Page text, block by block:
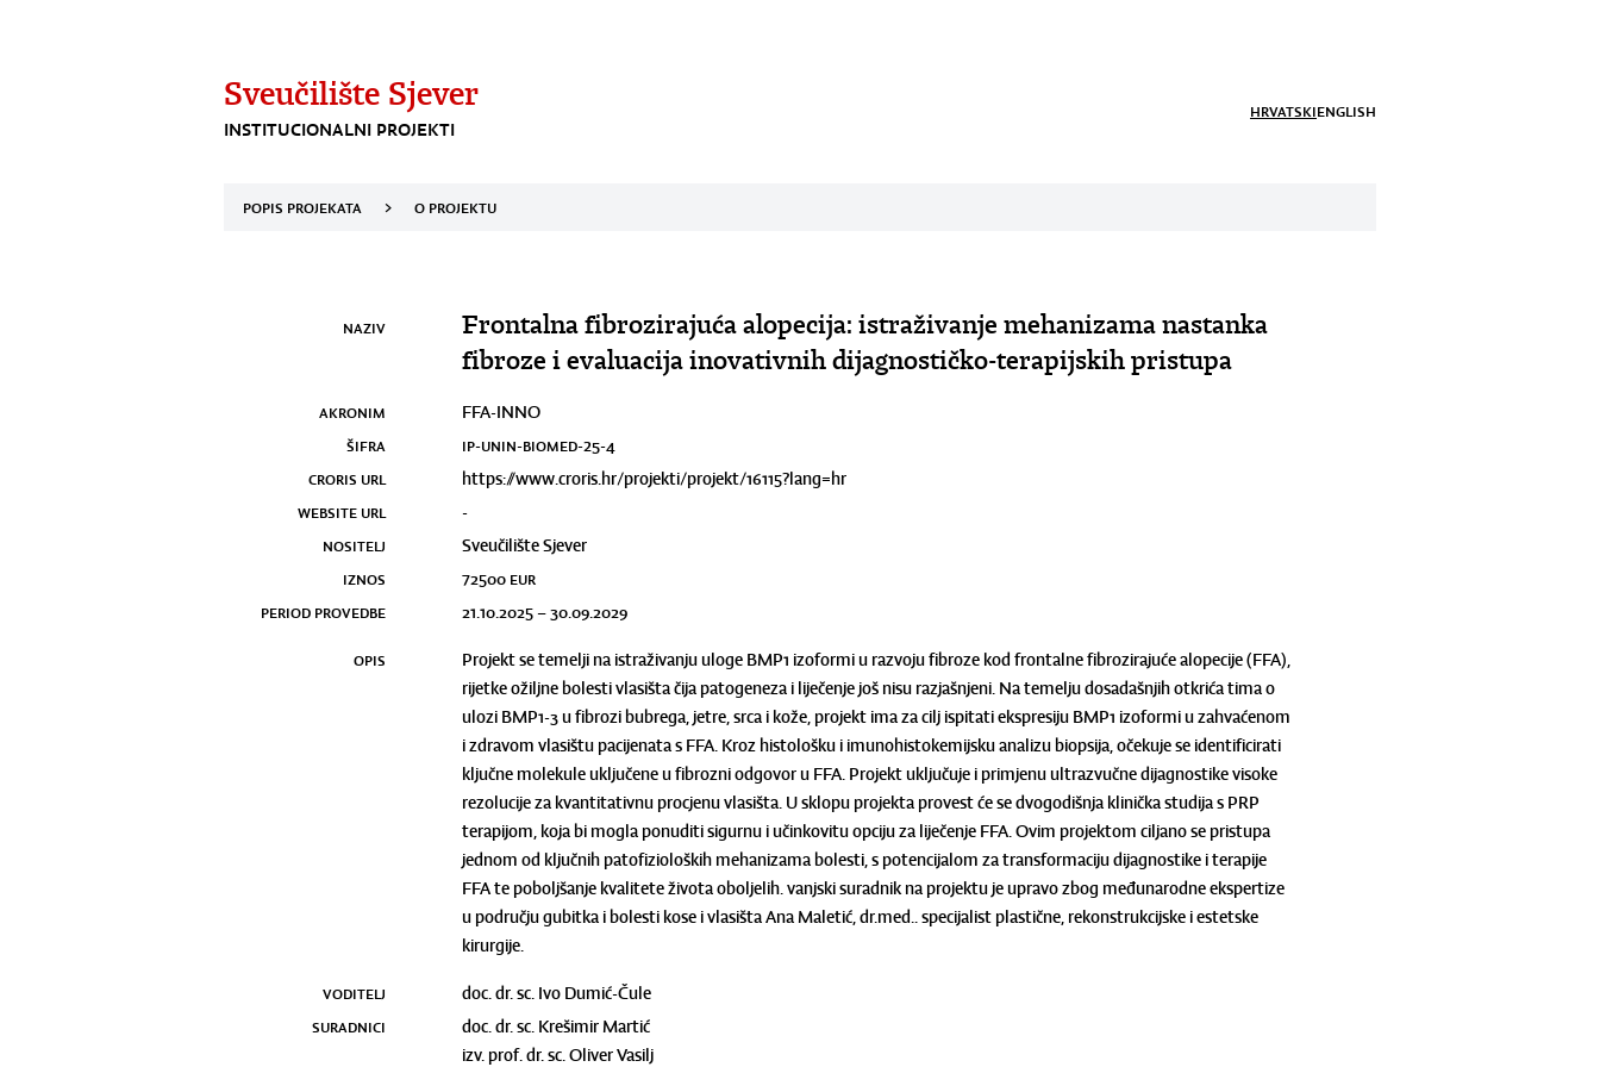
Sveučilište Sjever
INSTITUCIONALNI PROJEKTI
HRVATSKIENGLISH
POPIS PROJEKATA > O PROJEKTU
NAZIV
Frontalna fibrozirajuća alopecija: istraživanje mehanizama nastanka
fibroze i evaluacija inovativnih dijagnostičko-terapijskih pristupa
AKRONIM
FFA-INNO
ŠIFRA
IP-UNIN-BIOMED-25-4
CRORIS URL
https://www.croris.hr/projekti/projekt/16115?lang=hr
WEBSITE URL
-
NOSITELJ
Sveučilište Sjever
IZNOS
72500 eur
PERIOD PROVEDBE
21.10.2025 – 30.09.2029
OPIS
Projekt se temelji na istraživanju uloge BMP1 izoformi u razvoju fibroze kod frontalne fibrozirajuće alopecije (FFA),
rijetke ožiljne bolesti vlasišta čija patogeneza i liječenje još nisu razjašnjeni. Na temelju dosadašnjih otkrića tima o
ulozi BMP1-3 u fibrozi bubrega, jetre, srca i kože, projekt ima za cilj ispitati ekspresiju BMP1 izoformi u zahvaćenom
i zdravom vlasištu pacijenata s FFA. Kroz histološku i imunohistokemijsku analizu biopsija, očekuje se identificirati
ključne molekule uključene u fibrozni odgovor u FFA. Projekt uključuje i primjenu ultrazvučne dijagnostike visoke
rezolucije za kvantitativnu procjenu vlasišta. U sklopu projekta provest će se dvogodišnja klinička studija s PRP
terapijom, koja bi mogla ponuditi sigurnu i učinkovitu opciju za liječenje FFA. Ovim projektom ciljano se pristupa
jednom od ključnih patofizioloških mehanizama bolesti, s potencijalom za transformaciju dijagnostike i terapije
FFA te poboljšanje kvalitete života oboljelih. vanjski suradnik na projektu je upravo zbog međunarodne ekspertize
u području gubitka i bolesti kose i vlasišta Ana Maletić, dr.med.. specijalist plastične, rekonstrukcijske i estetske
kirurgije.
VODITELJ
doc. dr. sc. Ivo Dumić-Čule
SURADNICI
doc. dr. sc. Krešimir Martić
izv. prof. dr. sc. Oliver Vasilj